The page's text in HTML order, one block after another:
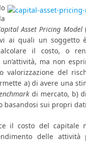
E STATUTO
Asset Pricing Model
ai quali un soggetto
il costo, o
ma non
valorizzazione del
a) di avere una
di mercato, b)
basandosi sui propri
il costo del capitale
delle